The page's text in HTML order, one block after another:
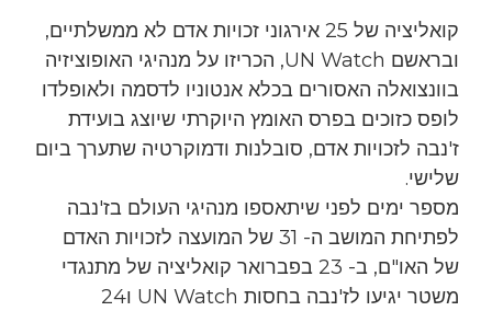
קואליציה של 25 אירגוני זכויות אדם לא ממשלתיים,
ובראשם UN Watch, הכריזו על מנהיגי האופוציזיה
בוונצואלה האסורים בכלא אנטוניו לדסמה ולאופלדו
לופס כזוכים בפרס האומץ היוקרתי שיוצג בועידת
ז'נבה לזכויות אדם, סובלנות ודמוקרטיה שתערך ביום
שלישי.
מספר ימים לפני שיתאספו מנהיגי העולם בז'נבה
לפתיחת המושב ה- 31 של המועצה לזכויות האדם
של האו"ם, ב- 23 בפברואר קואליציה של מתנגדי
משטר יגיעו לז'נבה בחסות UN Watch ו24